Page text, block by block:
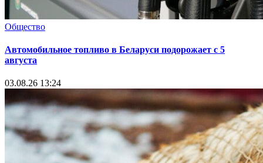
Общество
Автомобильное топливо в Беларуси подорожает с 5
августа
03.08.26 13:24